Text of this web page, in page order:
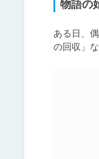
物語の
ある日、
の回収」